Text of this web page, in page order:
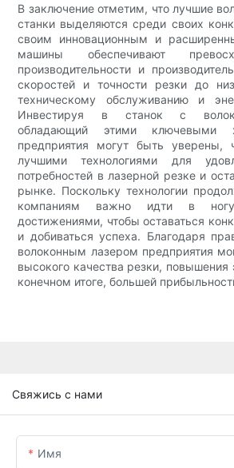
В заключение отметим, что лучшие
станки выделяются среди своих
своим инновационным и
машины обеспечивают
производительности и
скоростей и точности резки до
техническому обслуживанию и
Инвестируя в станок с
обладающий этими ключевыми
предприятия могут быть уверены,
лучшими технологиями для
потребностей в лазерной резке и
рынке. Поскольку технологии
компаниям важно идти в
достижениями, чтобы оставаться
и добиваться успеха. Благодаря
волоконным лазером предприятия
высокого качества резки, повышения
конечном итоге, большей
Свяжись с нами
Имя